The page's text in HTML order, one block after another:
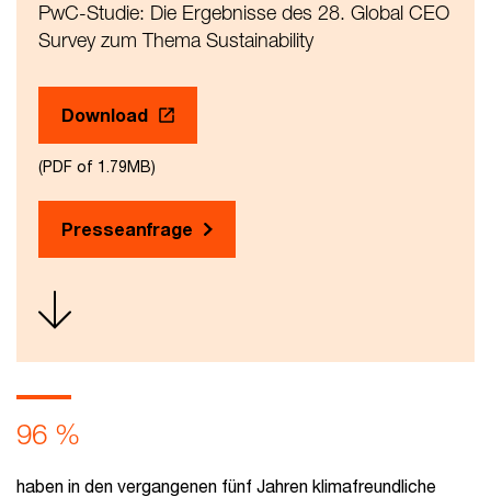
PwC-Studie: Die Ergebnisse des 28. Global CEO
Survey zum Thema Sustainability
Download
(PDF of 1.79MB)
Presseanfrage
96 %
haben in den vergangenen fünf Jahren klimafreundliche